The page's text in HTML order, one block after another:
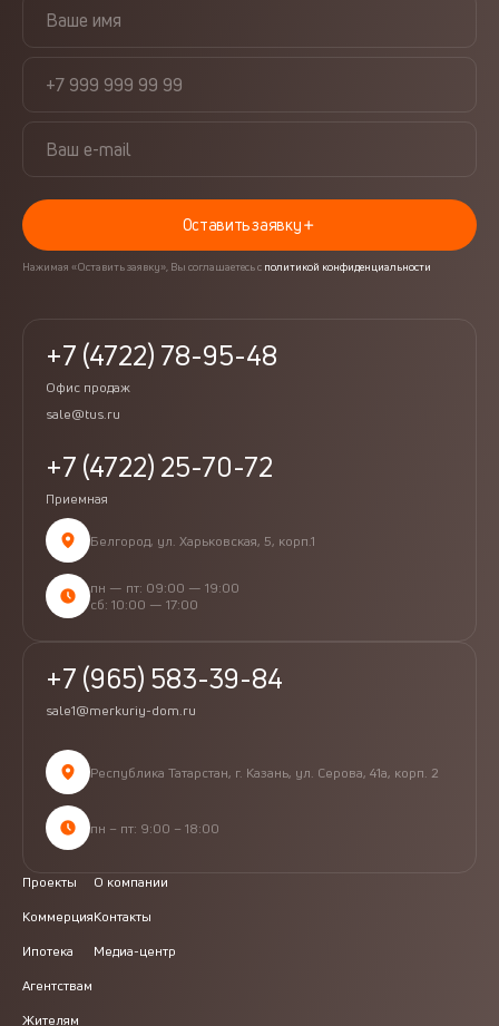
Оставить заявку
Нажимая «Оставить заявку», Вы соглашаетесь с политикой конфиденциальности
+7 (4722) 78-95-48
Офис продаж
+7 (4722) 25-70-72
Приемная
sale@tus.ru
Белгород, ул. Харьковская, 5, корп.1
пн — пт: 09:00 — 19:00
сб: 10:00 — 17:00
+7 (965) 583-39-84
sale1@merkuriy-dom.ru
Республика Татарстан, г. Казань, ул. Серова, 41а, корп. 2
пн – пт: 9:00 – 18:00
Проекты
Коммерция
Ипотека
Агентствам
Жителям
О компании
Контакты
Медиа-центр